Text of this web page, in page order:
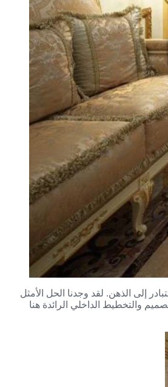
إلى الذهن. لقد وجدنا الحل الأمثل
والتخطيط الداخلي الرائدة هنا